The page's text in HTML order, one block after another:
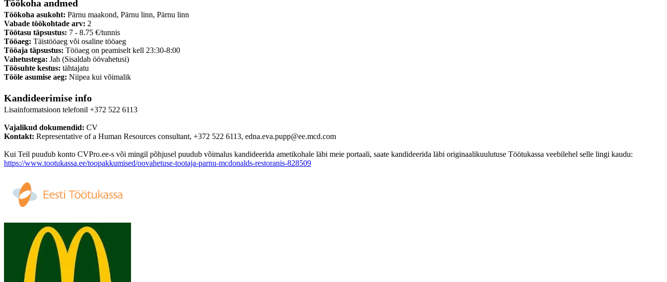
Töökoha andmed
Töökoha asukoht: Pärnu maakond, Pärnu linn, Pärnu linn
Vabade töökohtade arv: 2
Töötasu täpsustus: 7 - 8.75 €/tunnis
Tööaeg: Täistööaeg või osaline tööaeg
Tööaja täpsustus: Tööaeg on peamiselt kell 23:30-8:00
Vahetustega: Jah (Sisaldab öövahetusi)
Töösuhte kestus: tähtajatu
Tööle asumise aeg: Niipea kui võimalik
Kandideerimise info
Lisainformatsioon telefonil +372 522 6113
Vajalikud dokumendid: CV
Kontakt: Representative of a Human Resources consultant, +372 522 6113, edna.eva.pupp@ee.mcd.com
Kui Teil puudub konto CVPro.ee-s või mingil põhjusel puudub võimalus kandideerida ametikohale läbi meie portaali, saate kandideerida läbi originaalikuulutuse Töötukassa veebilehel selle lingi kaudu:
https://www.tootukassa.ee/toopakkumised/oovahetuse-tootaja-parnu-mcdonalds-restoranis-828509